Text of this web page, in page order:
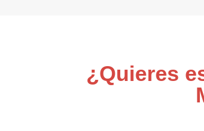
¿Quieres